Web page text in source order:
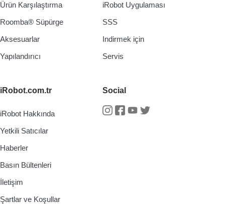
Ürün Karşılaştırma
Roomba® Süpürge
Aksesuarlar
Yapılandırıcı
iRobot Uygulaması
SSS
Indirmek için
Servis
iRobot.com.tr
iRobot Hakkında
Yetkili Satıcılar
Haberler
Basın Bültenleri
İletişim
Şartlar ve Koşullar
Social
Instagram
Facebook
Youtube